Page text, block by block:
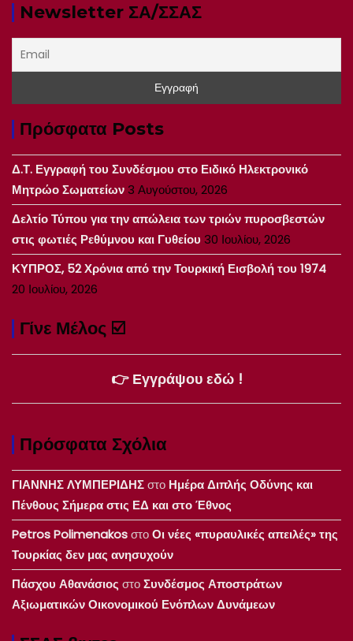
Newsletter ΣΑ/ΣΣΑΣ
Πρόσφατα Posts
Δ.Τ. Εγγραφή του Συνδέσμου στο Ειδικό Ηλεκτρονικό
Μητρώο Σωματείων3 Αυγούστου, 2026
Δελτίο Τύπου για την απώλεια των τριών πυροσβεστών
στις φωτιές Ρεθύμνου και Γυθείου 30 Ιουλίου, 2026
ΚΥΠΡΟΣ, 52 Χρόνια από την Τουρκική Εισβολή του 1974
20 Ιουλίου, 2026
Γίνε Μέλος ☑️
👉 Εγγράψου εδώ !
Πρόσφατα Σχόλια
ΓΙΑΝΝΗΣ ΛΥΜΠΕΡΙΔΗΣστο Ημέρα Διπλής Οδύνης και
Πένθους Σήμερα στις ΕΔ και στο Έθνος
Petros PolimenakosστοΟι νέες «πυραυλικές απειλές» της
Τουρκίας δεν μας ανησυχούν
Πάσχου Αθανάσιος στοΣυνδέσμος Αποστράτων
Αξιωματικών Οικονομικού Ενόπλων Δυνάμεων